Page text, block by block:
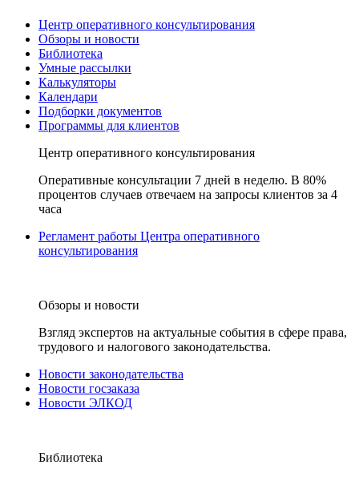
Центр оперативного консультирования
Обзоры и новости
Библиотека
Умные рассылки
Калькуляторы
Календари
Подборки документов
Программы для клиентов
Центр оперативного консультирования
Оперативные консультации 7 дней в неделю. В 80%
процентов случаев отвечаем на запросы клиентов за 4
часа
Регламент работы Центра оперативного
консультирования
Обзоры и новости
Взгляд экспертов на актуальные события в сфере права,
трудового и налогового законодательства.
Новости законодательства
Новости госзаказа
Новости ЭЛКОД
Библиотека